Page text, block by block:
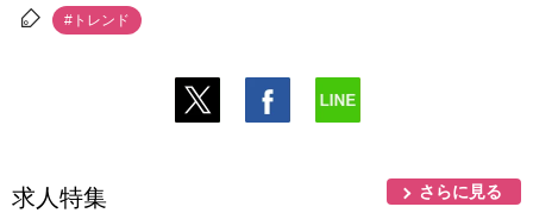
#トレンド
求人特集 さらに見る